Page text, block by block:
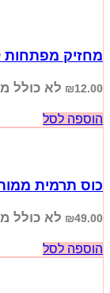
מחזיק מפתחות
₪12.00 לא כולל
הוספה לסל
כוס תרמית
₪49.00 לא כולל
הוספה לסל